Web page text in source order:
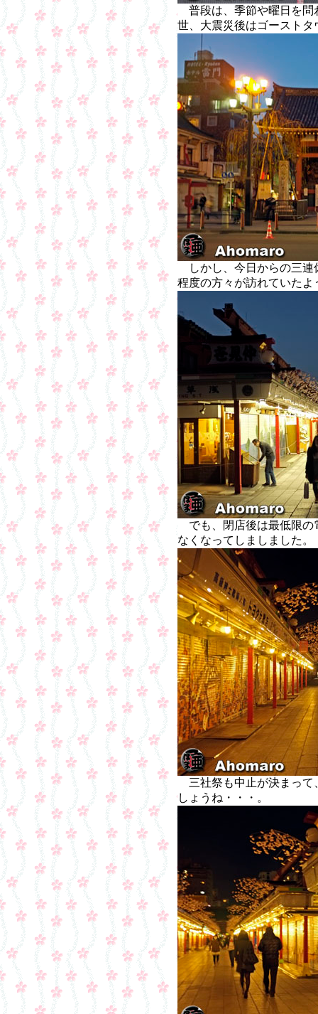
普段は、季節や曜日を問
世、大震災後はゴースト
しかし、今日からの三連
程度の方々が訪れていたよ
でも、閉店後は最低限の
なくなってしましました。
三社祭も中止が決まって
しょうね・・・。